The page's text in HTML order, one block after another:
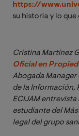
https://
su historia y lo que
Cristina Martínez
Oficial en
Abogada Manager
de la Información,
ECIJAM
estudiante del
legal del grupo